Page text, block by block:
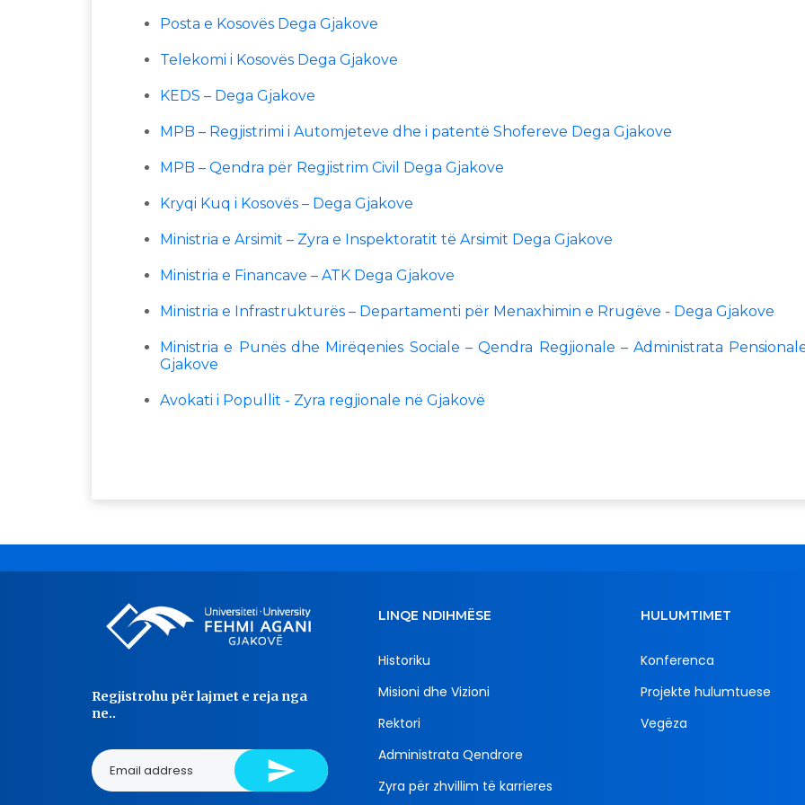
Posta e Kosovës Dega Gjakove
Telekomi i Kosovës Dega Gjakove
KEDS – Dega Gjakove
MPB – Regjistrimi i Automjeteve dhe i patentë Shofereve Dega Gjakove
MPB – Qendra për Regjistrim Civil Dega Gjakove
Kryqi Kuq i Kosovës – Dega Gjakove
Ministria e Arsimit – Zyra e Inspektoratit të Arsimit Dega Gjakove
Ministria e Financave – ATK Dega Gjakove
Ministria e Infrastrukturës – Departamenti për Menaxhimin e Rrugëve - Dega Gjakove
Ministria e Punës dhe Mirëqenies Sociale – Qendra Regjionale – Administrata
Gjakove
Avokati i Popullit - Zyra regjionale në Gjakovë
Regjistrohu për lajmet e reja nga
ne..
LINQE NDIHMËSE
Historiku
Misioni dhe Vizioni
Rektori
Administrata Qendrore
Zyra për zhvillim të karrieres
HULUMTIMET
Konferenca
Projekte hulumtuese
Vegëza